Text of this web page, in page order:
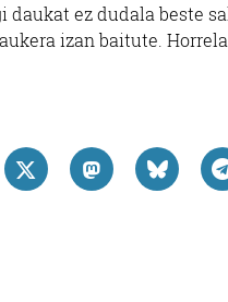
daukat ez dudala beste
izan baitute.